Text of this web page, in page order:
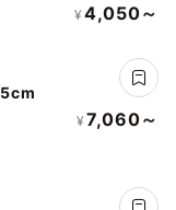
¥ 4,050～
¥ 7,060～